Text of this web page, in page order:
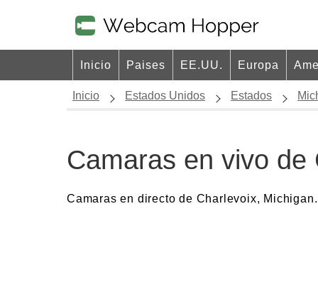
Inicio Paises EE.UU. Europa
Inicio Estados Unidos Estados
Camaras en vivo de
Camaras en directo de Charlevoix, Michigan.